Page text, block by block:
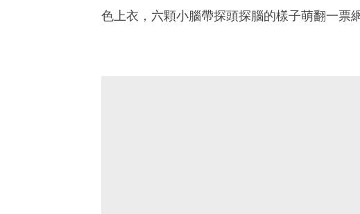
色上衣，六顆小腦帶探頭探腦的樣子萌翻一票